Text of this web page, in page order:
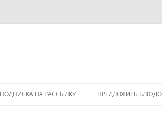
ПОДПИСКА НА РАССЫЛКУ ПРЕДЛОЖИТЬ БЛЮДО